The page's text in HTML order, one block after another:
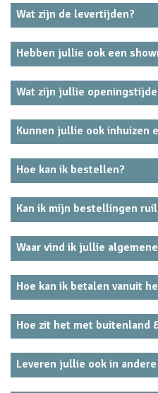
Wat zijn de levertijden?
Hebben jullie ook een
Wat zijn jullie
Kunnen jullie ook inhuizen
Hoe kan ik bestellen?
Kan ik mijn bestellingen
Waar vind ik jullie
Hoe kan ik betalen vanuit
Hoe zit het met buitenland
Leveren jullie ook in